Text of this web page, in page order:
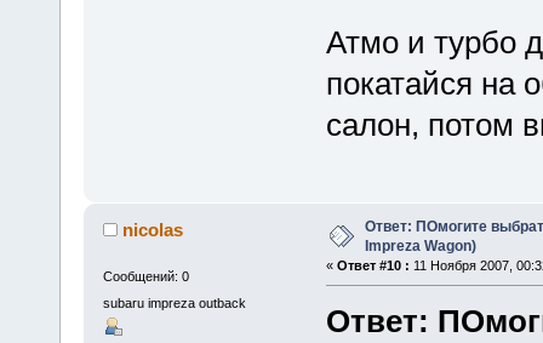
Атмо и турбо
покатайся на
салон, потом
nicolas
Сообщений: 0
subaru impreza outback
Ответ: ПОмогите
Impreza Wagon)
« Ответ #10 : 11 Ноября 2007,
Ответ: